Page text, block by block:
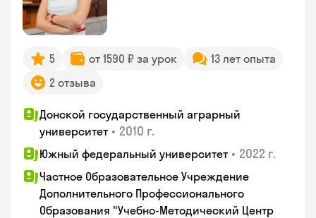
5 от 1590 ₽ за урок
13 лет опыта
2 отзыва
Донской государственный аграрный
университет • 2010 г.
Южный федеральный университет • 2022 г.
Частное Образовательное Учреждение
Дополнительного Профессионального
Образования "Учебно-Методический Центр